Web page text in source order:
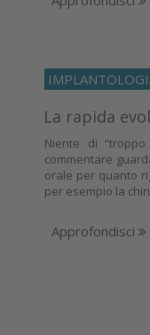
La rapida
Niente di
commentare
orale per quanto
per esempio la
Approfondisci